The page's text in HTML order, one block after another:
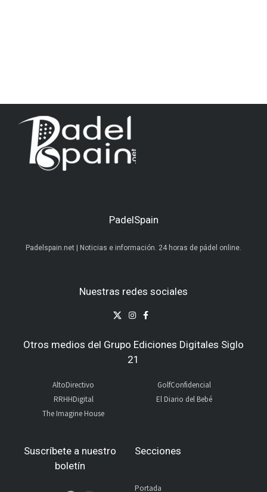
PadelSpain
Padelspain.net | Noticias e información. 24 horas de pádel online.
Nuestras redes sociales
Otros medios del Grupo Ediciones Digitales Siglo
21
AltoDirectivo
RRHHDigital
The Imagine House
GolfConfidencial
El Diario del Bebé
Suscríbete a nuestro
boletín
Secciones
Portada